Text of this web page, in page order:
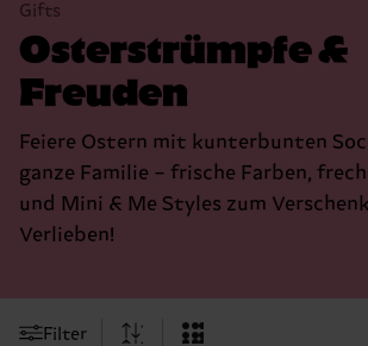
Gifts
Osterstrümpfe &
Freuden
Feiere Ostern mit kunterbunten
ganze Familie – frische Farben,
und Mini & Me Styles zum
Verlieben!
Filter